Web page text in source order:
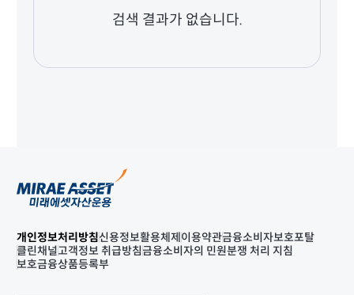
검색 결과가 없습니다.
개인정보처리방침신용정보활용체제 이용약관금융소비자보호포탈
클린채널고객정보 취급방침금융소비자의 민원분쟁 처리 지침
보호금융상품등록부